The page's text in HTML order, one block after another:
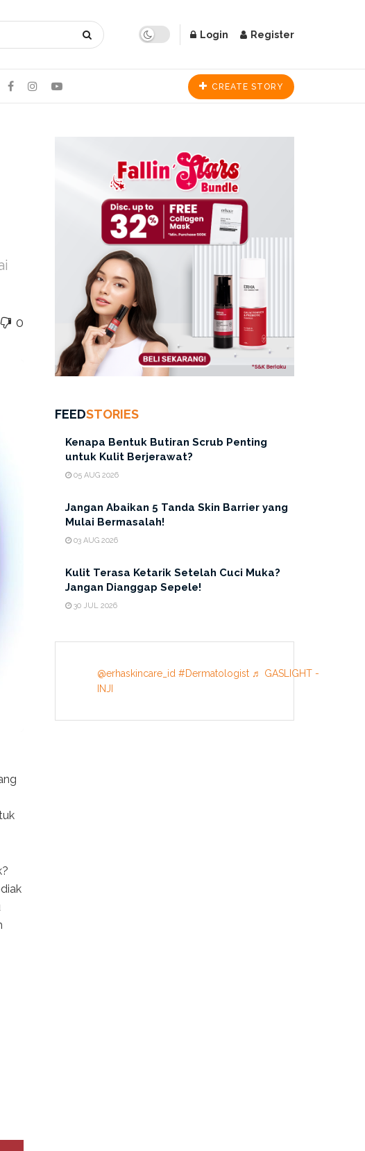
Login Register
CREATE STORY
0
FEEDSTORIES
Kenapa Bentuk Butiran Scrub Penting
untuk Kulit Berjerawat?
05 AUG 2026
Jangan Abaikan 5 Tanda Skin Barrier yang
Mulai Bermasalah!
03 AUG 2026
Kulit Terasa Ketarik Setelah Cuci Muka?
Jangan Dianggap Sepele!
30 JUL 2026
@erhaskincare_id #Dermatologist ♬ GASLIGHT -
INJI